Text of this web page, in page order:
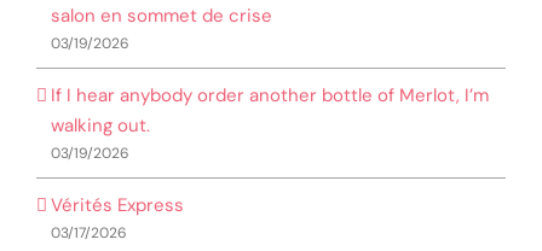
salon en sommet de crise
03/19/2026
If I hear anybody order another bottle of Merlot, I’m
walking out.
03/19/2026
Vérités Express
03/17/2026